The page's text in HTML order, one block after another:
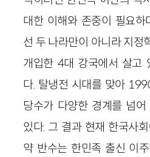
대한 이해와 존중이 필요하
선 두 나라만이 아니라 지정
개입한 4대 강국에서 살고
다. 탈냉전 시대를 맞아
당수가 다양한 경계를 넘
있다. 그 결과 현재 한국사
약 반수는 한민족 출신 이